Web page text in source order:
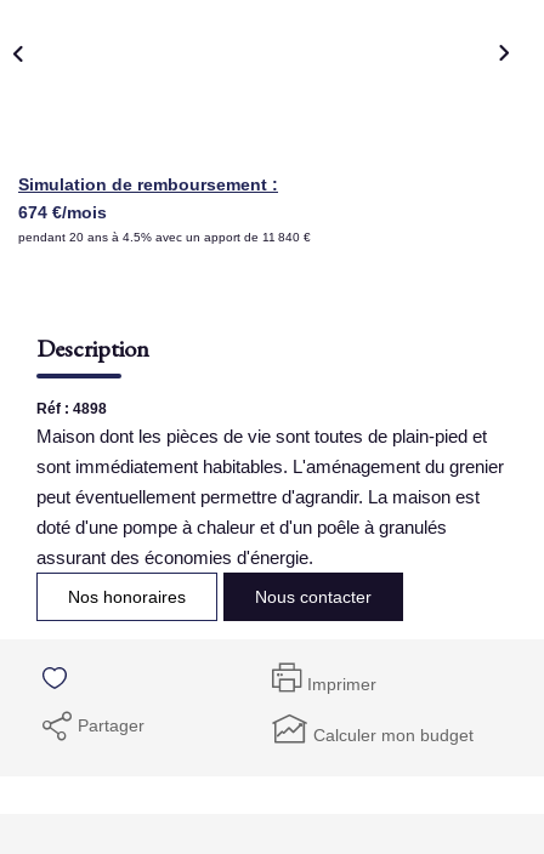
Simulation de remboursement :
674 €/mois
pendant 20 ans à 4.5% avec un apport de 11 840 €
Description
Réf : 4898
Maison dont les pièces de vie sont toutes de plain-pied et
sont immédiatement habitables. L'aménagement du grenier
peut éventuellement permettre d'agrandir. La maison est
doté d'une pompe à chaleur et d'un poêle à granulés
assurant des économies d'énergie.
Nos honoraires Nous contacter
Imprimer
Partager Calculer mon budget